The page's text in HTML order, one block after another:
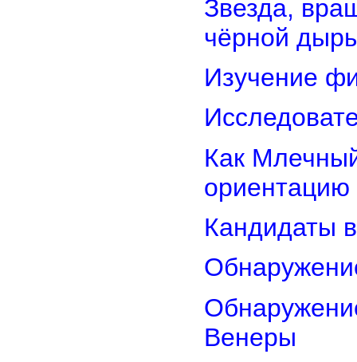
Звезда,
чёрной
Изучение
Как
ориентацию
Кандидаты
Венеры